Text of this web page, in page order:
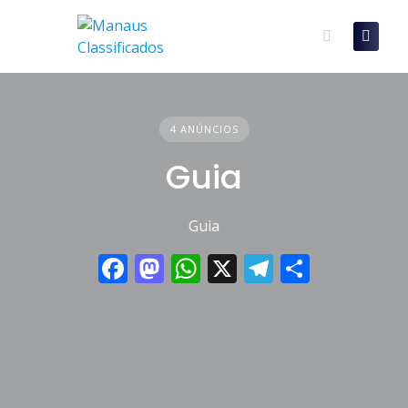
4 ANÚNCIOS
Guia
Guia
Facebook
Mastodon
WhatsApp
X Telegram